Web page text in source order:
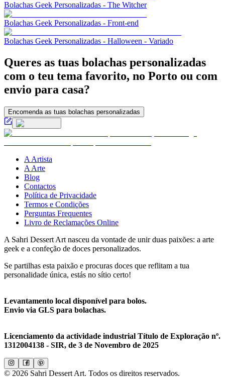
Bolachas Geek Personalizadas - The Witcher
Bolachas Geek Personalizadas - Front-end
Bolachas Geek Personalizadas - Halloween - Variado
Queres as tuas bolachas personalizadas
com o teu tema favorito, no Porto ou com
envio para casa?
Encomenda as tuas bolachas personalizadas
A Artista
A Arte
Blog
Contactos
Política de Privacidade
Termos e Condições
Perguntas Frequentes
Livro de Reclamações Online
A Sahri Dessert Art nasceu da vontade de unir duas paixões: a arte
geek e a confeção de doces personalizados.
Se partilhas esta paixão e procuras doces que reflitam a tua
personalidade única, estás no sítio certo!
Levantamento local disponível para bolos.
Envio via GLS para bolachas.
Licenciamento da actividade industrial Título de Exploração nº.
1312004138 - SIR, de 3 de Novembro de 2025
© 2026 Sahri Dessert Art. Todos os direitos reservados.